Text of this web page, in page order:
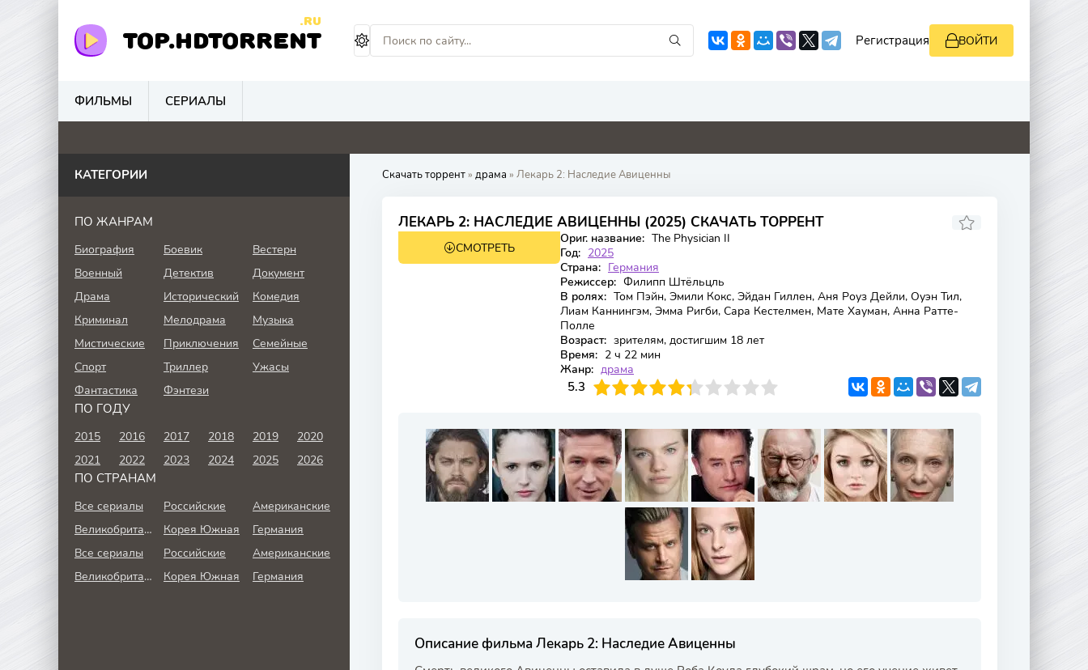
TOP.HDTORRENT
.RU
Регистрация ВОЙТИ
ФИЛЬМЫ СЕРИАЛЫ
0 0 0 0 0 0 0 5.3 8.8 5.5 4.1
Скачать торрент» драма » Лекарь 2: Наследие Авиценны
ЛЕКАРЬ 2: НАСЛЕДИЕ АВИЦЕННЫ (2025) СКАЧАТЬ ТОРРЕНТ
6.765
СМОТРЕТЬ
Ориг. название: The Physician II
Год: 2025
Страна: Германия
Режиссер: Филипп Штёльцль
В ролях: Том Пэйн, Эмили Кокс, Эйдан Гиллен, Аня Роуз Дейли, Оуэн Тил,
Лиам Каннингэм, Эмма Ригби, Сара Кестелмен, Мате Хауман, Анна Ратте-
Полле
Возраст: зрителям, достигшим 18 лет
Время: 2 ч 22 мин
Жанр: драма
5.3
4 6 7 8 9 10
Описание фильма Лекарь 2: Наследие Авиценны
КАТЕГОРИИ
ПО ЖАНРАМ
Биография Боевик
Вестерн
Военный
Детектив
Документ
Драма
Исторический
Комедия
Криминал
Мелодрама
Музыка
Мистические
Приключения
Семейные
Спорт
Триллер
Ужасы
Фантастика
Фэнтези
ПО ГОДУ
2015 2016 2017 2018 2019
2020
2021
2022 2023 2024 2025 2026
ПО СТРАНАМ
Все сериалы Российские
Американские
Великобритания
Корея Южная
Германия
Все сериалы
Российские
Американские
Великобритания
Корея Южная Германия